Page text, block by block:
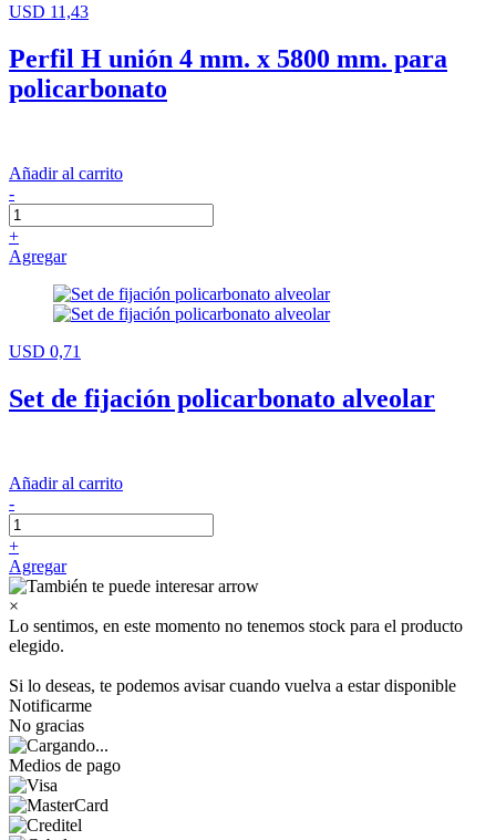
USD 11,43
Perfil H unión 4 mm. x 5800 mm. para
policarbonato
Añadir al carrito
-
+
Agregar
USD 0,71
Set de fijación policarbonato alveolar
Añadir al carrito
-
+
Agregar
×
Lo sentimos, en este momento no tenemos stock para el producto
elegido.
Si lo deseas, te podemos avisar cuando vuelva a estar disponible
Notificarme
No gracias
Medios de pago